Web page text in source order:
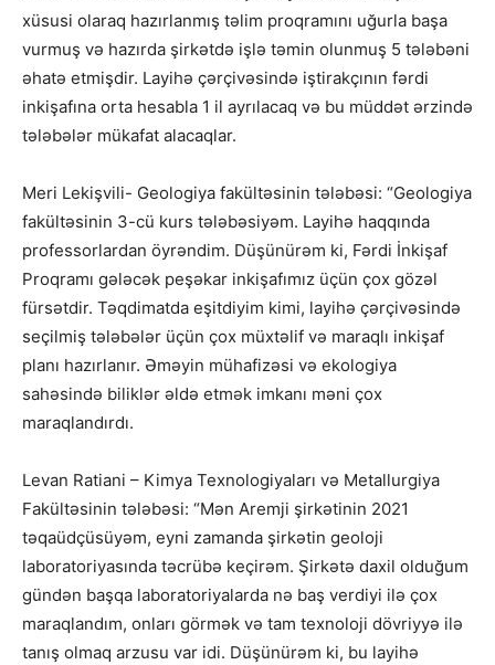
xüsusi olaraq hazırlanmış təlim proqramını uğurla başa
vurmuş və hazırda şirkətdə işlə təmin olunmuş 5 tələbəni
əhatə etmişdir. Layihə çərçivəsində iştirakçının fərdi
inkişafına orta hesabla 1 il ayrılacaq və bu müddət ərzində
tələbələr mükafat alacaqlar.
Meri Lekişvili- Geologiya fakültəsinin tələbəsi: “Geologiya
fakültəsinin 3-cü kurs tələbəsiyəm. Layihə haqqında
professorlardan öyrəndim. Düşünürəm ki, Fərdi İnkişaf
Proqramı gələcək peşəkar inkişafımız üçün çox gözəl
fürsətdir. Təqdimatda eşitdiyim kimi, layihə çərçivəsində
seçilmiş tələbələr üçün çox müxtəlif və maraqlı inkişaf
planı hazırlanır. Əməyin mühafizəsi və ekologiya
sahəsində biliklər əldə etmək imkanı məni çox
maraqlandırdı.
Levan Ratiani – Kimya Texnologiyaları və Metallurgiya
Fakültəsinin tələbəsi: “Mən Aremji şirkətinin 2021
təqaüdçüsüyəm, eyni zamanda şirkətin geoloji
laboratoriyasında təcrübə keçirəm. Şirkətə daxil olduğum
gündən başqa laboratoriyalarda nə baş verdiyi ilə çox
maraqlandım, onları görmək və tam texnoloji dövriyyə ilə
tanış olmaq arzusu var idi. Düşünürəm ki, bu layihə